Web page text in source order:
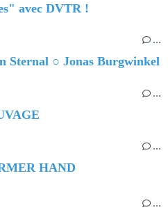
avec DVTR !
…
Sternal ○ Jonas Burgwinkel
…
…
HAND
…